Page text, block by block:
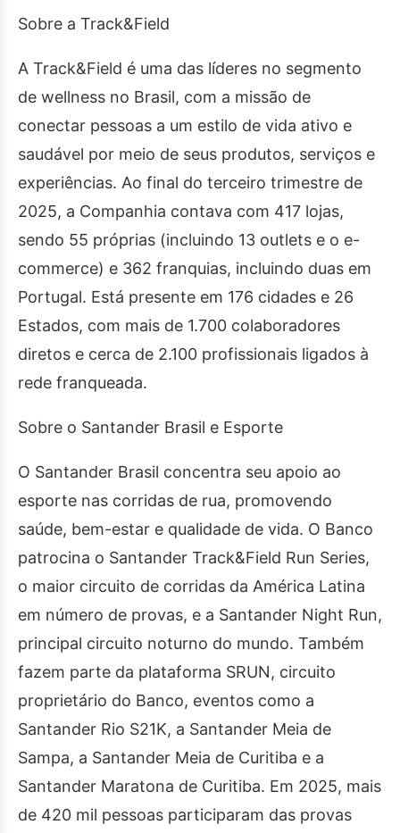
Sobre a Track&Field
A Track&Field é uma das líderes no segmento
de wellness no Brasil, com a missão de
conectar pessoas a um estilo de vida ativo e
saudável por meio de seus produtos, serviços e
experiências. Ao final do terceiro trimestre de
2025, a Companhia contava com 417 lojas,
sendo 55 próprias (incluindo 13 outlets e o e-
commerce) e 362 franquias, incluindo duas em
Portugal. Está presente em 176 cidades e 26
Estados, com mais de 1.700 colaboradores
diretos e cerca de 2.100 profissionais ligados à
rede franqueada.
Sobre o Santander Brasil e Esporte
O Santander Brasil concentra seu apoio ao
esporte nas corridas de rua, promovendo
saúde, bem-estar e qualidade de vida. O Banco
patrocina o Santander Track&Field Run Series,
o maior circuito de corridas da América Latina
em número de provas, e a Santander Night Run,
principal circuito noturno do mundo. Também
fazem parte da plataforma SRUN, circuito
proprietário do Banco, eventos como a
Santander Rio S21K, a Santander Meia de
Sampa, a Santander Meia de Curitiba e a
Santander Maratona de Curitiba. Em 2025, mais
de 420 mil pessoas participaram das provas